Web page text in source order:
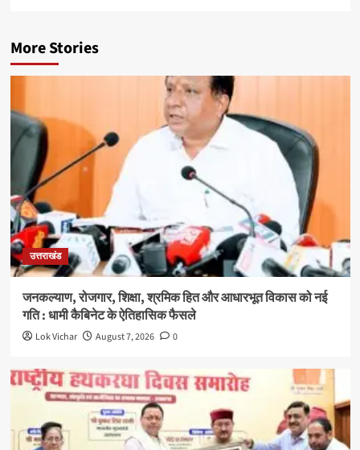
More Stories
उत्तराखंड
जनकल्याण, रोजगार, शिक्षा, श्रमिक हित और आधारभूत विकास को नई
गति : धामी कैबिनेट के ऐतिहासिक फैसले
Lok Vichar August 7, 2026 0